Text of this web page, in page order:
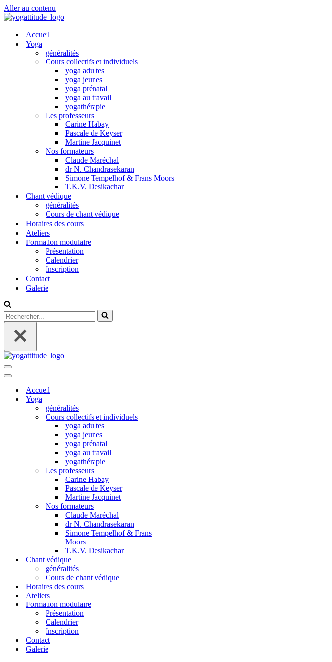
Aller au contenu
Accueil
Yoga
généralités
Cours collectifs et individuels
yoga adultes
yoga jeunes
yoga prénatal
yoga au travail
yogathérapie
Les professeurs
Carine Habay
Pascale de Keyser
Martine Jacquinet
Nos formateurs
Claude Maréchal
dr N. Chandrasekaran
Simone Tempelhof & Frans Moors
T.K.V. Desikachar
Chant védique
généralités
Cours de chant védique
Horaires des cours
Ateliers
Formation modulaire
Présentation
Calendrier
Inscription
Contact
Galerie
Rechercher...
Menu
de
Menu
navigationAccueil
Yoga
généralités
Cours collectifs et individuels
yoga adultes
yoga jeunes
yoga prénatal
yoga au travail
yogathérapie
Les professeurs
Carine Habay
Pascale de Keyser
Martine Jacquinet
Nos formateurs
Claude Maréchal
dr N. Chandrasekaran
Simone Tempelhof & Frans
Moors
T.K.V. Desikachar
Chant védique
généralités
Cours de chant védique
Horaires des cours
Ateliers
Formation modulaire
Présentation
Calendrier
Inscription
Contact
Galerie